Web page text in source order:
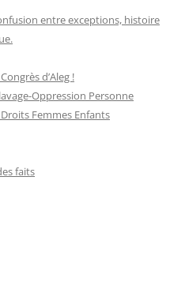
entre exceptions, histoire
d’Aleg !
Oppression Personne
Femmes Enfants
faits